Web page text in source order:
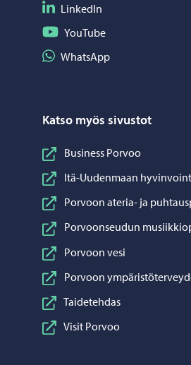
Seuraa LinkedIn
LinkedIn
Seuraa YouTube
YouTube
Jaa WhatsApp
WhatsApp
Katso myös sivustot
Business Porvoo
Itä-Uudenmaan
Porvoon ateria- ja
Porvoonseudun
Porvoon vesi
Porvoon
Taidetehdas
Visit Porvoo